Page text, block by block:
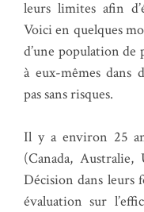
leurs limites afin
Voici en quelques
d’une population
à eux-mêmes dans
pas sans risques.
Il y a environ 25
(Canada,
Décision dans leurs
évaluation sur